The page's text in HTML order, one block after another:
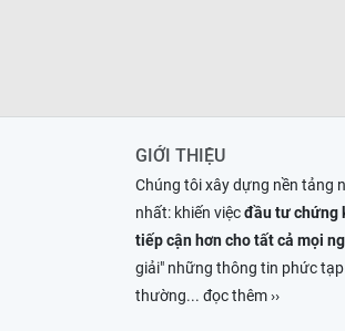
GIỚI THIỆU
Chúng tôi xây dựng nền tảng
nhất: khiến việcđầu tư chứng
tiếp cận hơn cho tất cả mọi
giải" những thông tin phức
thường... đọc thêm ››